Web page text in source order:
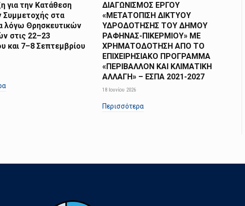
για την Κατάθεση
Συμμετοχής στα
λόγω Θρησκευτικών
στις 22–23
και 7–8 Σεπτεμβρίου
ΔΙΑΓΩΝΙΣΜΟΣ ΕΡΓΟΥ
«ΜΕΤΑΤΟΠΙΣΗ ΔΙΚΤΥΟΥ
ΥΔΡΟΔΟΤΗΣΗΣ ΤΟΥ ΔΗΜΟΥ
ΡΑΦΗΝΑΣ-ΠΙΚΕΡΜΙΟΥ» ΜΕ
ΧΡΗΜΑΤΟΔΟΤΗΣΗ ΑΠΟ TO
ΕΠΙΧΕΙΡΗΣΙΑΚΟ ΠΡΟΓΡΑΜΜΑ
«ΠΕΡΙΒΑΛΛΟΝ ΚΑΙ ΚΛΙΜΑΤΙΚΗ
ΑΛΛΑΓΗ» – ΕΣΠΑ 2021-2027
18 Ιουνίου 2026
Περισσότερα